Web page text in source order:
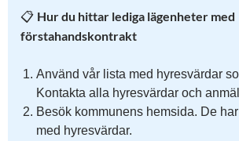
📋 Hur du hittar lediga lägenheter med
förstahandskontrakt
Använd vår lista med hyresvärdar
Kontakta alla hyresvärdar och
Besök kommunens hemsida. De
med hyresvärdar.